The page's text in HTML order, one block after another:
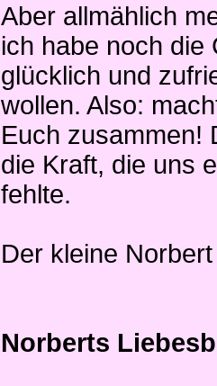
Aber allmählich
ich habe noch die
glücklich und
wollen. Also:
Euch zusammen!
die Kraft, die uns
fehlte.
Der kleine Norbert
Norberts